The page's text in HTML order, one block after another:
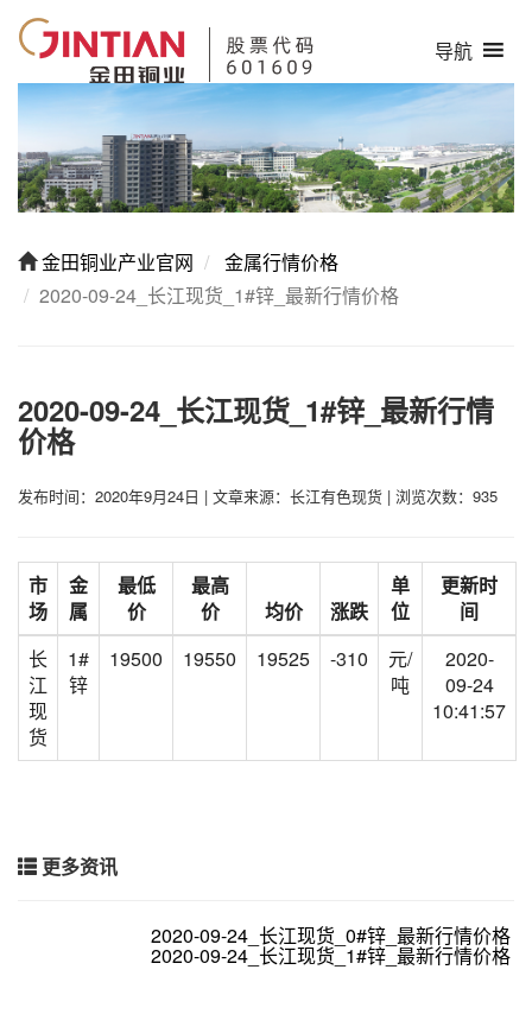
导航
金田铜业产业官网
金属行情价格
2020-09-24_长江现货_1#锌_最新行情价格
2020-09-24_长江现货_1#锌_最新行情
价格
发布时间：2020年9月24日 | 文章来源：长江有色现货 | 浏览次数：935
市
场
金
属
最低
价
最高
价
均价 涨跌
单
位
更新时
间
长
江
现
货
1#
锌
19500 19550 19525 -310
元/
吨
2020-
09-24
10:41:57
更多资讯
2020-09-24_长江现货_0#锌_最新行情价格
2020-09-24_长江现货_1#锌_最新行情价格